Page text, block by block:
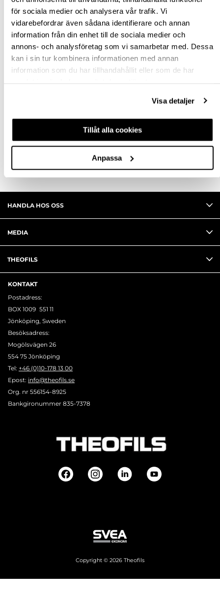
för sociala medier och analysera vår trafik. Vi
vidarebefordrar även sådana identifierare och annan
information från din enhet till de sociala medier och
annons- och analysföretag som vi samarbetar med. Dessa
kan i sin tur kombinera informationen med annan
information som du har tillhandahållit eller som de har
Visa detaljer
Tillåt alla cookies
Anpassa
VÄLJ VARIANT
Snabba leveranser
Hämta i butik
Ledande leverantör i Sverige
RECENSIONER
HANDLA HOS OSS
MEDIA
THEOFILS
KONTAKT
Postadress:
BOX 1009 551 11
Jönköping, Sweden
Besöksadress:
Mogölsvägen 26
554 75 Jönköping
Tel: +46 (0)10-178 13 00
Epost: info@theofils.se
Org. nr 556154-8925
Bankgironummer 835-7378
Copyright © 2026 Theofils